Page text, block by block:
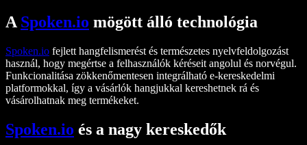
ASpoken.io mögött álló technológia
Spoken.io fejlett hangfelismerést és természetes nyelvfeldolgozást
használ, hogy megértse a felhasználók kéréseit angolul és norvégul.
Funkcionalitása zökkenőmentesen integrálható e-kereskedelmi
platformokkal, így a vásárlók hangjukkal kereshetnek rá és
vásárolhatnak meg termékeket.
Spoken.io és a nagy kereskedők